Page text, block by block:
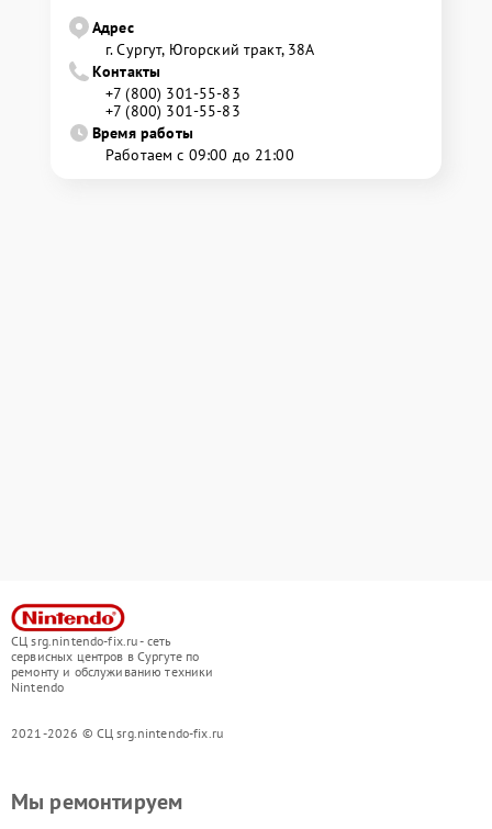
Адрес
г. Сургут, Югорский тракт, 38А
Контакты
+7 (800) 301-55-83
+7 (800) 301-55-83
Время работы
Работаем с 09:00 до 21:00
СЦ srg.nintendo-fix.ru - сеть
сервисных центров в Сургуте по
ремонту и обслуживанию техники
Nintendo
2021-2026 © СЦ srg.nintendo-fix.ru
Мы ремонтируем